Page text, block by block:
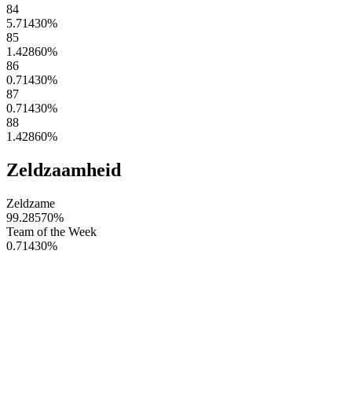
84
5.71430%
85
1.42860%
86
0.71430%
87
0.71430%
88
1.42860%
Zeldzaamheid
Zeldzame
99.28570%
Team of the Week
0.71430%